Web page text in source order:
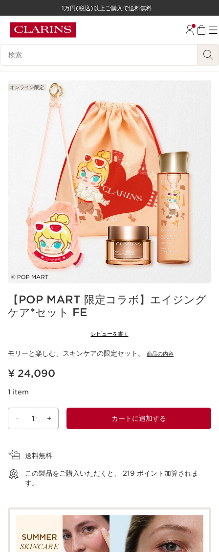
コンテンツへ移動
1万円(税込)以上ご購入で送料無料
検索候補
オンライン限定
【POP MART 限定コラボ】エイジング
ケア*セット FE
レビューを書く
モリーと楽しむ、スキンケアの限定セット。 商品の内容
現在表示中の製品の価格 ¥ 24,090
¥ 24,090
1 item
- 1 + カートに追加する
送料無料
この製品をご購入いただくと、 219 ポイント加算されま
す。